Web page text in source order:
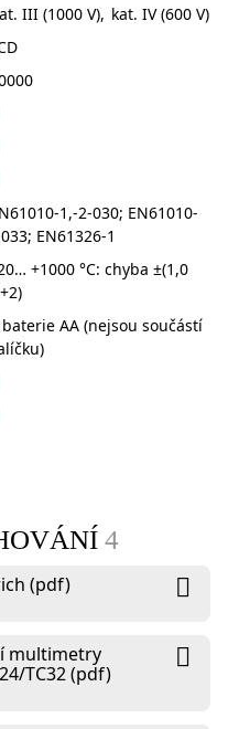
III (1000 V), kat. IV (600 V)
1,-2-030; EN61010-
EN61326-1
+1000 °C: chyba ±(1,0
baterie AA (nejsou součástí
4
(pdf)
multimetry
TC32 (pdf)